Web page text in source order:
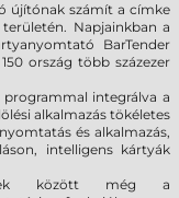
újítónak számít a címke
Napjainkban a
BarTender
ország több százezer
integrálva a
alkalmazás tökéletes
és alkalmazás,
intelligens kártyák
között még a